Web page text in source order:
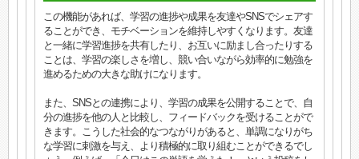
この機能があれば、学習の進捗や成果を友達やSNSでシェアす
ることができ、モチベーションを維持しやすくなります。友達
と一緒に学習進捗を共有したり、お互いに励まし合ったりする
ことは、学習の楽しさを増し、競い合いながら効率的に勉強を
進めるための大きな助けになります。
また、SNSとの連携により、学習の成果を公開することで、自
分の進捗を他の人と比較し、フィードバックを受けることがで
きます。こうした社会的なつながりがあると、単調になりがち
な学習に刺激を与え、より積極的に取り組むことができるでし